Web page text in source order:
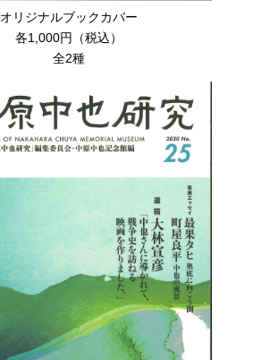
オリジナルブックカバー
各1,000円（税込）
全2種